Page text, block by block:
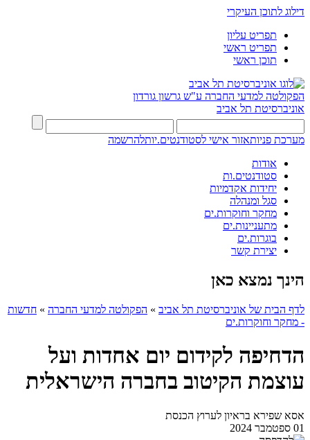
דילוג לתוכן העיקרי
תפריט עליון
תפריט ראשי
תוכן ראשי
הפקולטה למדעי החברה ע"ש גרשון גורדון
אוניברסיטת תל אביב
מערכת פניותאזור אישי לסטודנטים.יותלהרשמה
אודות
סטודנטים.ות
יחידות אקדמיות
סגל ומנהלה
מחקר וחוקרות.ים
מתעניינות.ים
בוגרות.ים
יצירת קשר
הינך נמצא כאן
לדף הבית של אוניברסיטת תל אביב » הפקולטה למדעי החברה » חדשות
- מחקר וחוקרות.ים
הדחיפה לקידום יום אחדות ועל
עוצמת הקיטוב בחברה הישראלית
אסא שפירא בראיון לערוץ הכנסת
01 ספטמבר 2024